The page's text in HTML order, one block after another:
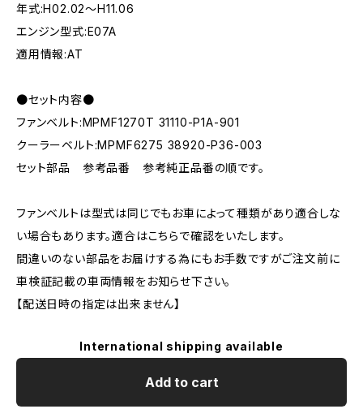
年式:H02.02～H11.06
エンジン型式:E07A
適用情報:AT
●セット内容●
ファンベルト:MPMF1270T 31110-P1A-901
クーラーベルト:MPMF6275 38920-P36-003
セット部品 参考品番 参考純正品番の順です。
ファンベルトは型式は同じでもお車によって種類があり適合しな
い場合もあります。適合はこちらで確認をいたします。
間違いのない部品をお届けする為にもお手数ですがご注文前に
車検証記載の車両情報をお知らせ下さい。
【配送日時の指定は出来ません】
International shipping available
Add to cart